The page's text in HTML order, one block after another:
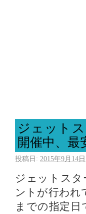
ジェット
開催中、最
投稿日: 2015年9月14日
ジェットス
ントが行われ
までの指定